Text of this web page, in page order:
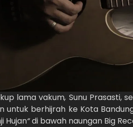
lama vakum, Sunu Prasasti,
untuk berhijrah ke Kota
Hujan“di bawah naungan Big